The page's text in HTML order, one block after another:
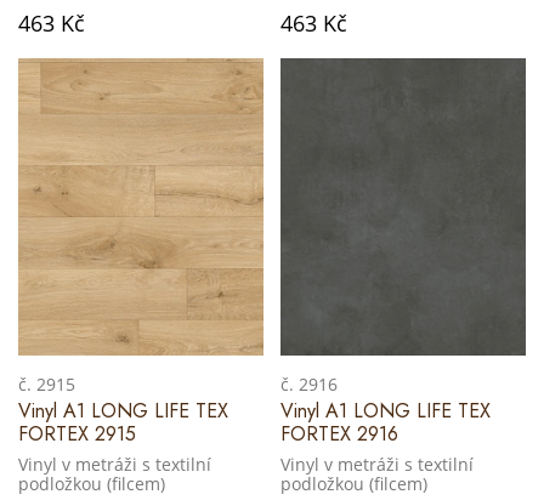
463 Kč 463 Kč
č. 2915
Vinyl A1 LONG LIFE TEX
FORTEX 2915
Vinyl v metráži s textilní
podložkou (filcem)
č. 2916
Vinyl A1 LONG LIFE TEX
FORTEX 2916
Vinyl v metráži s textilní
podložkou (filcem)